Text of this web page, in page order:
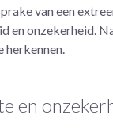
van een
en onzekerheid.
herkennen.
en